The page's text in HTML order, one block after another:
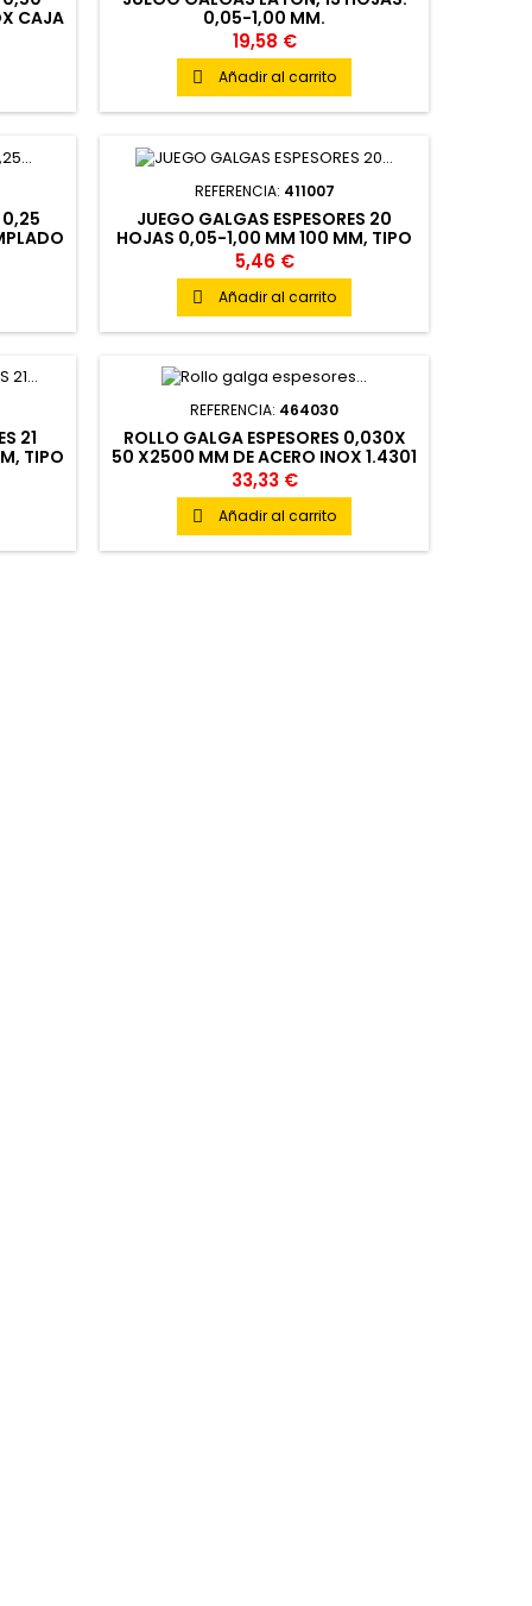
CAJA
0,05-1,00 MM.
19,58 €
 Añadir al carrito
0,25
REFERENCIA: 411007
JUEGO GALGAS ESPESORES 20
HOJAS 0,05-1,00 MM 100 MM, TIPO
ABANICO
5,46 €
 Añadir al carrito
21
TIPO
REFERENCIA: 464030
ROLLO GALGA ESPESORES 0,030X
50 X2500 MM DE ACERO INOX 1.4301
EN CAJA DE PLASTICO.
33,33 €
 Añadir al carrito